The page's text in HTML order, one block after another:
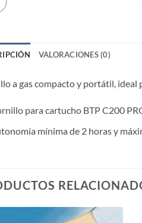
VALORACIONES (0)
a gas compacto y portátil, ideal
para cartucho BTP C200
mínima de 2 horas y